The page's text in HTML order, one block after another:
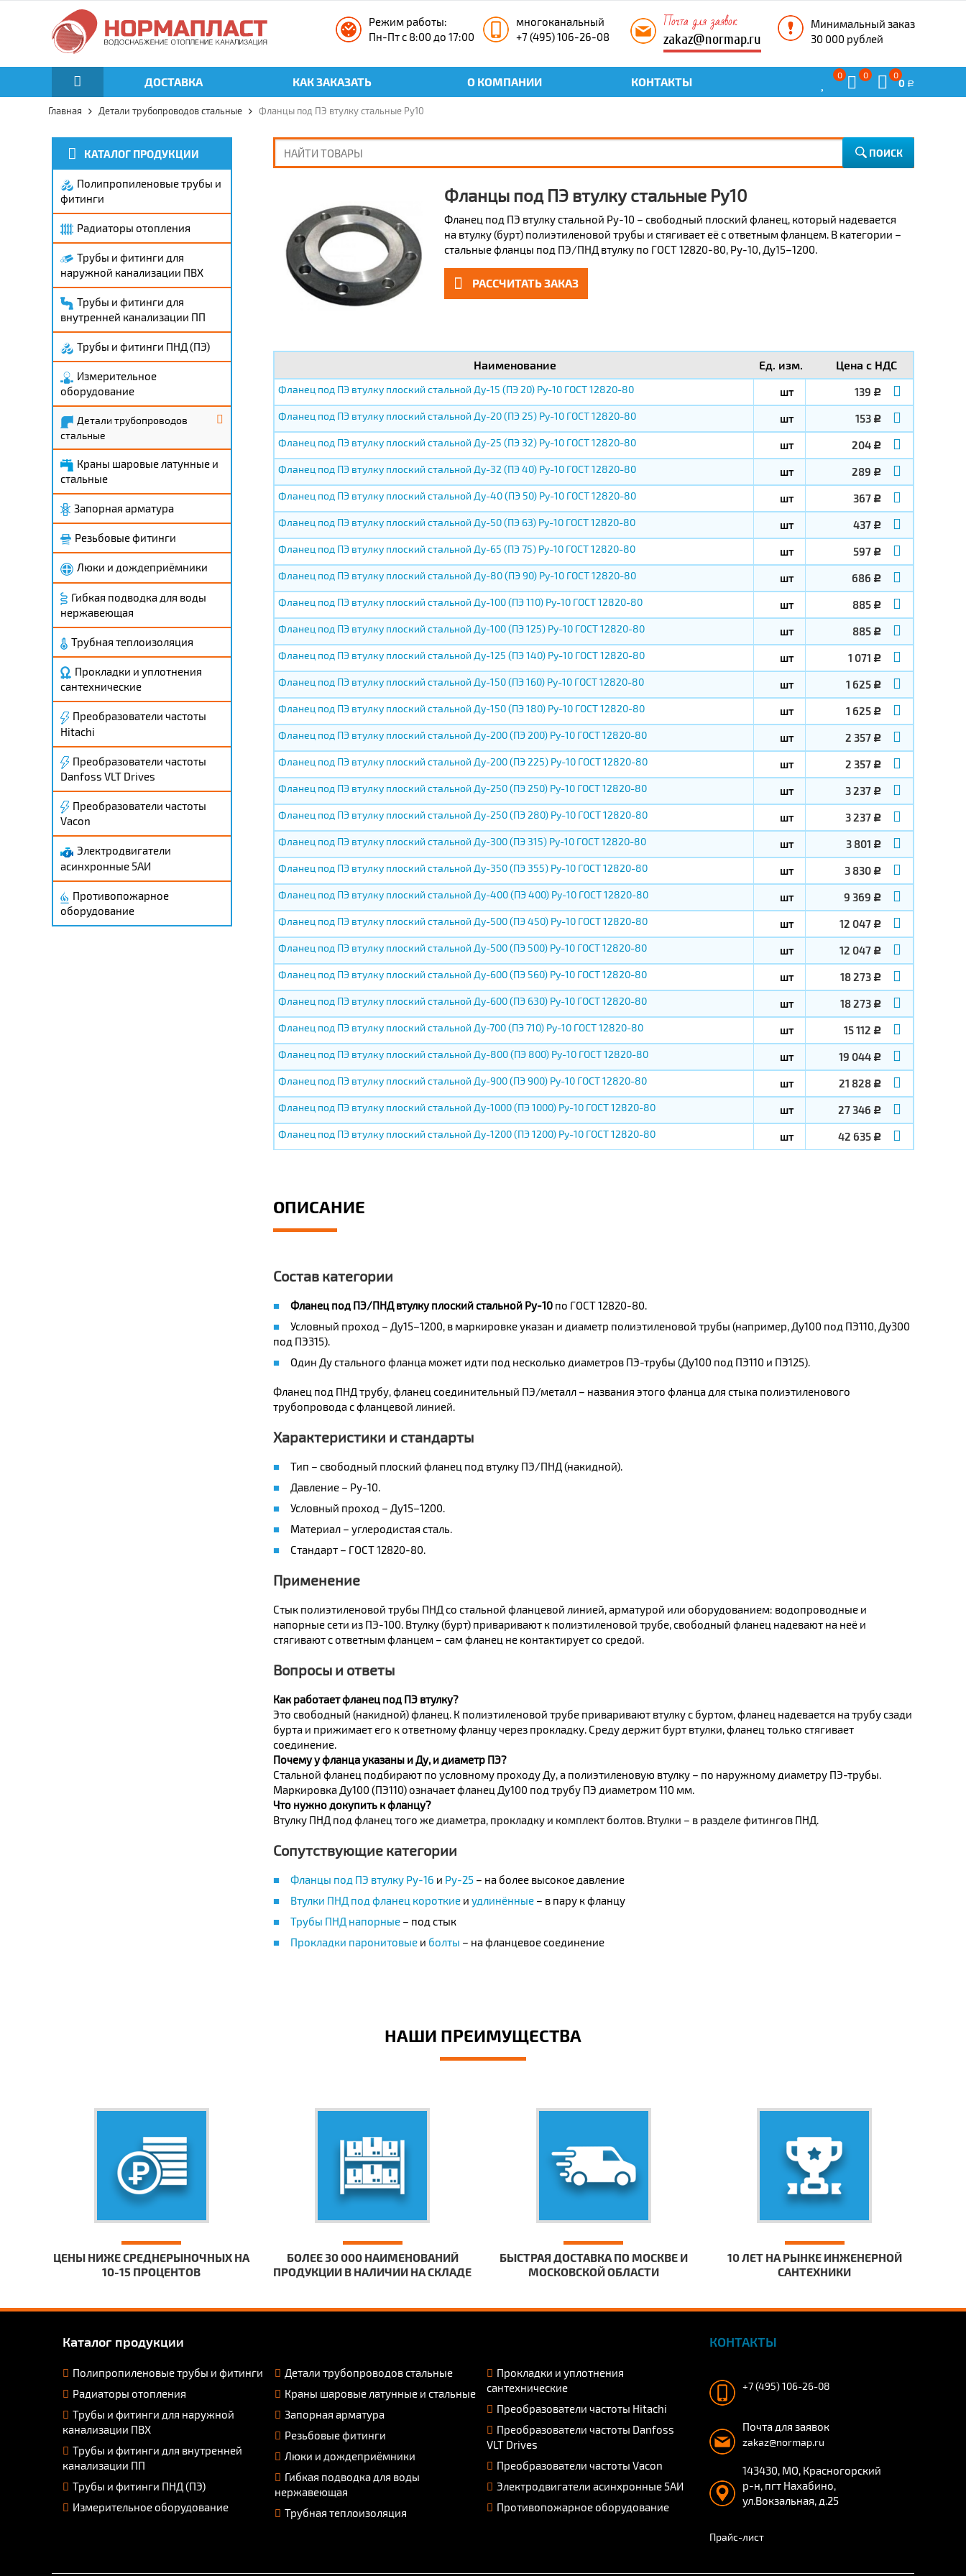
Режим работы:
Пн-Пт с 8:00 до 17:00
многоканальный
+7 (495) 106-26-08
Почта для заявок
zakaz@normap.ru
Минимальный заказ
30 000 рублей
ДОСТАВКА КАК ЗАКАЗАТЬ О КОМПАНИИ КОНТАКТЫ
0 0 0
0 Р
Главная Детали трубопроводов стальные Фланцы под ПЭ втулку стальные Ру10
ПОИСК
Фланцы под ПЭ втулку стальные Ру10
Фланец под ПЭ втулку стальной Ру-10 – свободный плоский фланец, который надевается
на втулку (бурт) полиэтиленовой трубы и стягивает её с ответным фланцем. В категории –
стальные фланцы под ПЭ/ПНД втулку по ГОСТ 12820-80, Ру-10, Ду15–1200.
РАССЧИТАТЬ ЗАКАЗ
Наименование Ед. изм. Цена с НДС
Фланец под ПЭ втулку плоский стальной Ду-15 (ПЭ 20) Ру-10 ГОСТ 12820-80 шт 139 Р
Фланец под ПЭ втулку плоский стальной Ду-20 (ПЭ 25) Ру-10 ГОСТ 12820-80 шт 153 Р
Фланец под ПЭ втулку плоский стальной Ду-25 (ПЭ 32) Ру-10 ГОСТ 12820-80 шт 204 Р
Фланец под ПЭ втулку плоский стальной Ду-32 (ПЭ 40) Ру-10 ГОСТ 12820-80 шт 289 Р
Фланец под ПЭ втулку плоский стальной Ду-40 (ПЭ 50) Ру-10 ГОСТ 12820-80 шт 367 Р
Фланец под ПЭ втулку плоский стальной Ду-50 (ПЭ 63) Ру-10 ГОСТ 12820-80 шт 437 Р
Фланец под ПЭ втулку плоский стальной Ду-65 (ПЭ 75) Ру-10 ГОСТ 12820-80 шт 597 Р
Фланец под ПЭ втулку плоский стальной Ду-80 (ПЭ 90) Ру-10 ГОСТ 12820-80 шт 686 Р
Фланец под ПЭ втулку плоский стальной Ду-100 (ПЭ 110) Ру-10 ГОСТ 12820-80 шт 885 Р
Фланец под ПЭ втулку плоский стальной Ду-100 (ПЭ 125) Ру-10 ГОСТ 12820-80 шт 885 Р
Фланец под ПЭ втулку плоский стальной Ду-125 (ПЭ 140) Ру-10 ГОСТ 12820-80 шт 1 071 Р
Фланец под ПЭ втулку плоский стальной Ду-150 (ПЭ 160) Ру-10 ГОСТ 12820-80 шт 1 625 Р
Фланец под ПЭ втулку плоский стальной Ду-150 (ПЭ 180) Ру-10 ГОСТ 12820-80 шт 1 625 Р
Фланец под ПЭ втулку плоский стальной Ду-200 (ПЭ 200) Ру-10 ГОСТ 12820-80 шт 2 357 Р
Фланец под ПЭ втулку плоский стальной Ду-200 (ПЭ 225) Ру-10 ГОСТ 12820-80 шт 2 357 Р
Фланец под ПЭ втулку плоский стальной Ду-250 (ПЭ 250) Ру-10 ГОСТ 12820-80 шт 3 237 Р
Фланец под ПЭ втулку плоский стальной Ду-250 (ПЭ 280) Ру-10 ГОСТ 12820-80 шт 3 237 Р
Фланец под ПЭ втулку плоский стальной Ду-300 (ПЭ 315) Ру-10 ГОСТ 12820-80 шт 3 801 Р
Фланец под ПЭ втулку плоский стальной Ду-350 (ПЭ 355) Ру-10 ГОСТ 12820-80 шт 3 830 Р
Фланец под ПЭ втулку плоский стальной Ду-400 (ПЭ 400) Ру-10 ГОСТ 12820-80 шт 9 369 Р
Фланец под ПЭ втулку плоский стальной Ду-500 (ПЭ 450) Ру-10 ГОСТ 12820-80 шт 12 047 Р
Фланец под ПЭ втулку плоский стальной Ду-500 (ПЭ 500) Ру-10 ГОСТ 12820-80 шт 12 047 Р
Фланец под ПЭ втулку плоский стальной Ду-600 (ПЭ 560) Ру-10 ГОСТ 12820-80 шт 18 273 Р
Фланец под ПЭ втулку плоский стальной Ду-600 (ПЭ 630) Ру-10 ГОСТ 12820-80 шт 18 273 Р
Фланец под ПЭ втулку плоский стальной Ду-700 (ПЭ 710) Ру-10 ГОСТ 12820-80 шт 15 112 Р
Фланец под ПЭ втулку плоский стальной Ду-800 (ПЭ 800) Ру-10 ГОСТ 12820-80 шт 19 044 Р
Фланец под ПЭ втулку плоский стальной Ду-900 (ПЭ 900) Ру-10 ГОСТ 12820-80 шт 21 828 Р
Фланец под ПЭ втулку плоский стальной Ду-1000 (ПЭ 1000) Ру-10 ГОСТ 12820-80 шт 27 346 Р
Фланец под ПЭ втулку плоский стальной Ду-1200 (ПЭ 1200) Ру-10 ГОСТ 12820-80 шт 42 635 Р
ОПИСАНИЕ
Состав категории
Фланец под ПЭ/ПНД втулку плоский стальной Ру-10по ГОСТ 12820-80.
Условный проход – Ду15–1200, в маркировке указан и диаметр полиэтиленовой трубы (например, Ду100 под ПЭ110, Ду300
под ПЭ315).
Один Ду стального фланца может идти под несколько диаметров ПЭ-трубы (Ду100 под ПЭ110 и ПЭ125).
Фланец под ПНД трубу, фланец соединительный ПЭ/металл – названия этого фланца для стыка полиэтиленового
трубопровода с фланцевой линией.
Характеристики и стандарты
Тип – свободный плоский фланец под втулку ПЭ/ПНД (накидной).
Давление – Ру-10.
Условный проход – Ду15–1200.
Материал – углеродистая сталь.
Стандарт – ГОСТ 12820-80.
Применение
Стык полиэтиленовой трубы ПНД со стальной фланцевой линией, арматурой или оборудованием: водопроводные и
напорные сети из ПЭ-100. Втулку (бурт) приваривают к полиэтиленовой трубе, свободный фланец надевают на неё и
стягивают с ответным фланцем – сам фланец не контактирует со средой.
Вопросы и ответы
Как работает фланец под ПЭ втулку?
Это свободный (накидной) фланец. К полиэтиленовой трубе приваривают втулку с буртом, фланец надевается на трубу сзади
бурта и прижимает его к ответному фланцу через прокладку. Среду держит бурт втулки, фланец только стягивает
соединение.
Почему у фланца указаны и Ду, и диаметр ПЭ?
Стальной фланец подбирают по условному проходу Ду, а полиэтиленовую втулку – по наружному диаметру ПЭ-трубы.
Маркировка Ду100 (ПЭ110) означает фланец Ду100 под трубу ПЭ диаметром 110 мм.
Что нужно докупить к фланцу?
Втулку ПНД под фланец того же диаметра, прокладку и комплект болтов. Втулки – в разделе фитингов ПНД.
Сопутствующие категории
Фланцы под ПЭ втулку Ру-16 и Ру-25– на более высокое давление
Втулки ПНД под фланец короткиеи удлинённые– в пару к фланцу
Трубы ПНД напорные– под стык
Прокладки паронитовыеи болты – на фланцевое соединение
КАТАЛОГ ПРОДУКЦИИ
Полипропиленовые трубы и
фитинги
Радиаторы отопления
Трубы и фитинги для
наружной канализации ПВХ
Трубы и фитинги для
внутренней канализации ПП
Трубы и фитинги ПНД (ПЭ)
Измерительное
оборудование
Детали трубопроводов
стальные
Краны шаровые латунные и
стальные
Запорная арматура
Резьбовые фитинги
Люки и дождеприёмники
Гибкая подводка для воды
нержавеющая
Трубная теплоизоляция
Прокладки и уплотнения
сантехнические
Преобразователи частоты
Hitachi
Преобразователи частоты
Danfoss VLT Drives
Преобразователи частоты
Vacon
Электродвигатели
асинхронные 5АИ
Противопожарное
оборудование
НАШИ ПРЕИМУЩЕСТВА
ЦЕНЫ НИЖЕ СРЕДНЕРЫНОЧНЫХ НА
10-15 ПРОЦЕНТОВ
БОЛЕЕ 30 000 НАИМЕНОВАНИЙ
ПРОДУКЦИИ В НАЛИЧИИ НА СКЛАДЕ
БЫСТРАЯ ДОСТАВКА ПО МОСКВЕ И
МОСКОВСКОЙ ОБЛАСТИ
10 ЛЕТ НА РЫНКЕ ИНЖЕНЕРНОЙ
САНТЕХНИКИ
Каталог продукции
Полипропиленовые трубы и фитинги
Радиаторы отопления
Трубы и фитинги для наружной
канализации ПВХ
Трубы и фитинги для внутренней
канализации ПП
Трубы и фитинги ПНД (ПЭ)
Измерительное оборудование
Детали трубопроводов стальные
Краны шаровые латунные и стальные
Запорная арматура
Резьбовые фитинги
Люки и дождеприёмники
Гибкая подводка для воды
нержавеющая
Трубная теплоизоляция
Прокладки и уплотнения
сантехнические
Преобразователи частоты Hitachi
Преобразователи частоты Danfoss
VLT Drives
Преобразователи частоты Vacon
Электродвигатели асинхронные 5АИ
Противопожарное оборудование
КОНТАКТЫ
+7 (495) 106-26-08
Почта для заявок
zakaz@normap.ru
143430, МО, Красногорский
р-н, пгт Нахабино,
ул.Вокзальная, д.25
Прайс-лист